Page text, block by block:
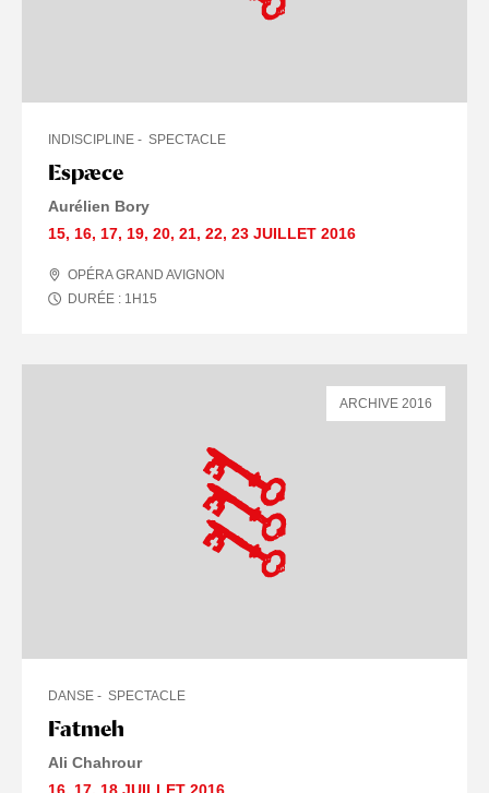
Espæce
INDISCIPLINE SPECTACLE
Aurélien Bory
15, 16, 17, 19, 20, 21, 22, 23 JUILLET 2016
OPÉRA GRAND AVIGNON
DURÉE : 1 H 15
Fatmeh
DANSE SPECTACLE
Ali Chahrour
16, 17, 18 JUILLET 2016
ARCHIVE 2016